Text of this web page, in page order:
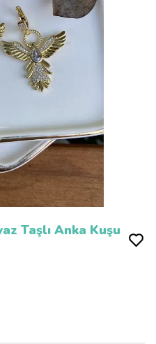
Taşlı Anka Kuşu